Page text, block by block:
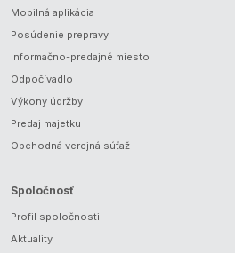
Mobilná aplikácia
Posúdenie prepravy
Informačno-predajné miesto
Odpočívadlo
Výkony údržby
Predaj majetku
Obchodná verejná súťaž
Spoločnosť
Profil spoločnosti
Aktuality